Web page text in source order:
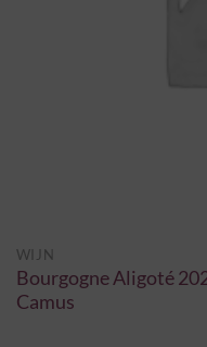
WIJN
Bourgogne Aligoté
Camus